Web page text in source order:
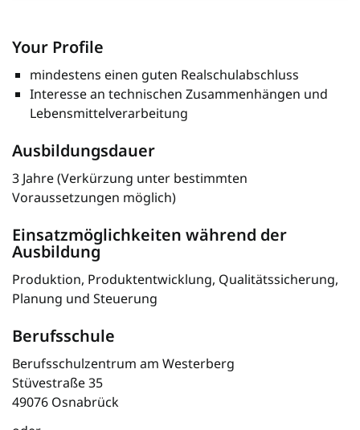
Your Profile
mindestens einen guten Realschulabschluss
Interesse an technischen Zusammenhängen und
Lebensmittelverarbeitung
Ausbildungsdauer
3 Jahre (Verkürzung unter bestimmten
Voraussetzungen möglich)
Einsatzmöglichkeiten während der
Ausbildung
Produktion, Produktentwicklung, Qualitätssicherung,
Planung und Steuerung
Berufsschule
Berufsschulzentrum am Westerberg
Stüvestraße 35
49076 Osnabrück